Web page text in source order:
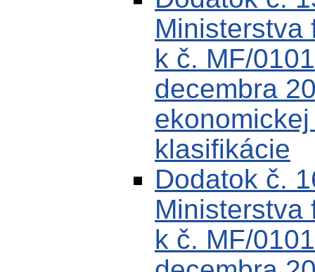
Ministerstva
k č. MF/
decembra
klasifikácie
Dodatok č.
Ministerstva
k č. MF/